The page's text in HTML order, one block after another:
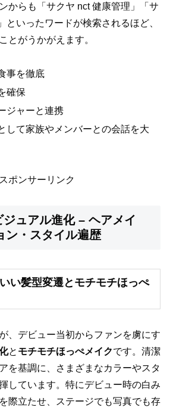
からも「サクヤ nct 健康管理」「サ
といったワードが検索されるほど、
とがうかがえます。
事を徹底
確保
ジャーと連携
して家族やメンバーとの会話を大
スポンサーリンク
ュアル進化 – ヘアメイ
ン・スタイル遍歴
い髪型変遷とモチモチほっぺ
、デビュー当初からファンを虜にす
と モチモチほっぺメイクです。清潔
を基調に、さまざまなカラーやスタ
しています。特にデビュー時の白み
際立たせ、ステージでも写真でも存